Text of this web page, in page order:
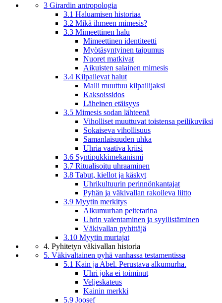
3 Girardin antropologia
3.1 Haluamisen historiaa
3.2 Mikä ihmeen mimesis?
3.3 Mimeettinen halu
Mimeettinen identiteetti
Myötäsyntyinen taipumus
Nuoret matkivat
Aikuisten salainen mimesis
3.4 Kilpailevat halut
Malli muuttuu kilpailijaksi
Kaksoissidos
Läheinen etäisyys
3.5 Mimesis sodan lähteenä
Viholliset muuttuvat toistensa peilikuviksi
Sokaiseva vihollisuus
Samanlaisuuden uhka
Uhria vaativa kriisi
3.6 Syntipukkimekanismi
3.7 Ritualisoitu uhraaminen
3.8 Tabut, kiellot ja käskyt
Uhrikultuurin perinnönkantajat
Pyhän ja väkivallan rakoileva liitto
3.9 Myytin merkitys
Alkumurhan peitetarina
Uhrin vaientaminen ja syyllistäminen
Väkivallan pyhittäjä
3.10 Myytin murtajat
4. Pyhitetyn väkivallan historia
5. Väkivaltainen pyhä vanhassa testamentissa
5.1 Kain ja Abel. Perustava alkumurha.
Uhri joka ei toiminut
Veljeskateus
Kainin merkki
5.9 Joosef